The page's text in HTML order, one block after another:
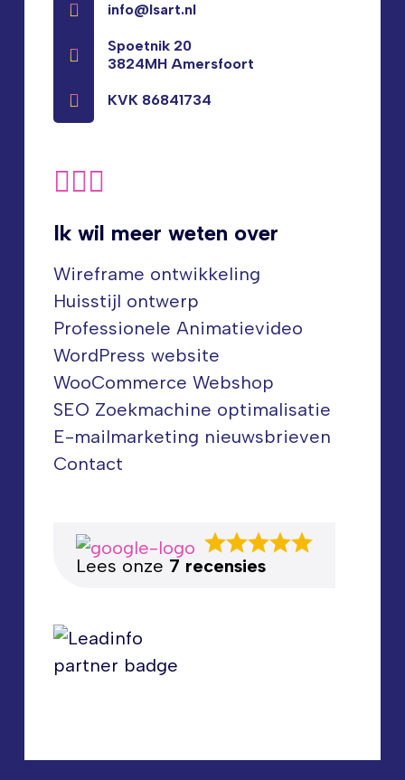
info@lsart.nl
Spoetnik 20
3824MH Amersfoort
KVK 86841734
Ik wil meer weten over
Wireframe ontwikkeling
Huisstijl ontwerp
Professionele Animatievideo
WordPress website
WooCommerce Webshop
SEO Zoekmachine optimalisatie
E-mailmarketing nieuwsbrieven
Contact
Lees onze 7 recensies